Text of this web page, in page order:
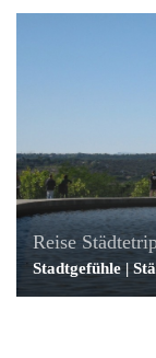
Reise
Stadtgefühle |